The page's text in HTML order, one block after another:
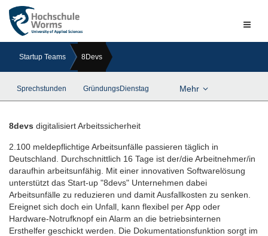
Startup Teams 8Devs
Sprechstunden GründungsDienstag Mehr
8devs digitalisiert Arbeitssicherheit
2.100 meldepflichtige Arbeitsunfälle passieren täglich in
Deutschland. Durchschnittlich 16 Tage ist der/die Arbeitnehmer/in
daraufhin arbeitsunfähig. Mit einer innovativen Softwarelösung
unterstützt das Start-up "8devs" Unternehmen dabei
Arbeitsunfälle zu reduzieren und damit Ausfallkosten zu senken.
Ereignet sich doch ein Unfall, kann flexibel per App oder
Hardware-Notrufknopf ein Alarm an die betriebsinternen
Ersthelfer geschickt werden. Die Dokumentationsfunktion sorgt im